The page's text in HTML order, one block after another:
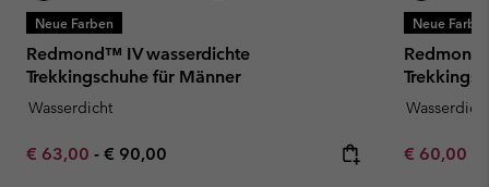
Neue Farben
Redmond™ IV wasserdichte
Trekkingschuhe für Männer
Wasserdicht
Minimum sale price:
€ 63,00 - Maximum price:
€ 90,00
Neue
Wasserdicht
Minimum
€ 60,00